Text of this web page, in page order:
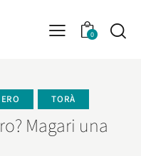
0
TORÀ
Magari una